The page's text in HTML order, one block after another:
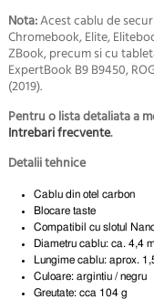
Nota:Acest cablu de
Chromebook, Elite,
ZBook, precum si cu
ExpertBook B9 B9450,
(2019).
Pentru o lista detaliata a
Intrebari frecvente.
Detalii tehnice
Cablu din otel carbon
Blocare taste
Compatibil cu slotul
Diametru cablu: ca. 4,4
Lungime cablu: aprox.
Culoare: argintiu / negru
Greutate: cca 104 g